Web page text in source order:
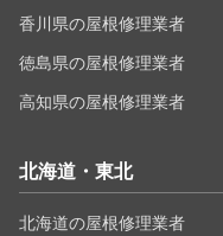
香川県の屋根修理業者
徳島県の屋根修理業者
高知県の屋根修理業者
北海道・東北
北海道の屋根修理業者